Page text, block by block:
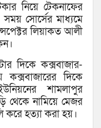
নিয়ে টেকনাফের
সোর্সের মাধ্যমে
লিয়াকত আলী
দিকে কক্সবাজার-
কক্সবাজারের দিকে
শামলাপুর
থেকে নামিয়ে মেজর
করে হত্যা করা হয়।